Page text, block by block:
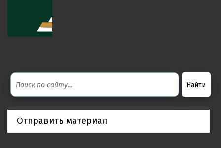
Отправить материал